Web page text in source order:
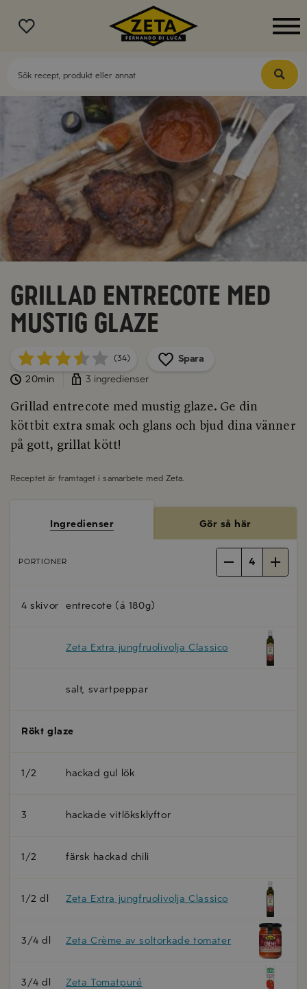
MENY
Grillad entrecote med
mustig glaze
(34)
Spara
20min
3 ingredienser
Grillad entrecote med mustig glaze. Ge din
köttbit extra smak och glans och bjud dina vänner
på gott, grillat kött!
Receptet är framtaget i samarbete med Zeta
Ingredienser Gör så här
PORTIONER 4
4 skivor entrecote (á 180g)
Zeta Extra jungfruolivolja Classico
salt, svartpeppar
Rökt glaze
1/2 hackad gul lök
3 hackade vitlöksklyftor
1/2 färsk hackad chili
1/2 dl Zeta Extra jungfruolivolja Classico
3/4 dl Zeta Crème av soltorkade tomater
3/4 dl Zeta Tomatpuré